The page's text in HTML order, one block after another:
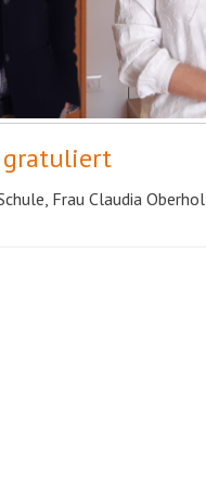
gratuliert
Frau Claudia